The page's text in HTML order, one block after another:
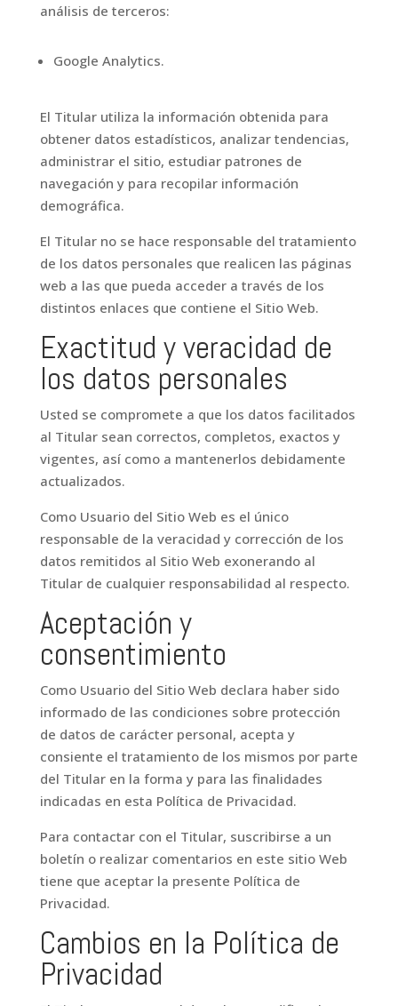
análisis de terceros:
Google Analytics.
El Titular utiliza la información obtenida para
obtener datos estadísticos, analizar tendencias,
administrar el sitio, estudiar patrones de
navegación y para recopilar información
demográfica.
El Titular no se hace responsable del tratamiento
de los datos personales que realicen las páginas
web a las que pueda acceder a través de los
distintos enlaces que contiene el Sitio Web.
Exactitud y veracidad de
los datos personales
Usted se compromete a que los datos facilitados
al Titular sean correctos, completos, exactos y
vigentes, así como a mantenerlos debidamente
actualizados.
Como Usuario del Sitio Web es el único
responsable de la veracidad y corrección de los
datos remitidos al Sitio Web exonerando al
Titular de cualquier responsabilidad al respecto.
Aceptación y
consentimiento
Como Usuario del Sitio Web declara haber sido
informado de las condiciones sobre protección
de datos de carácter personal, acepta y
consiente el tratamiento de los mismos por parte
del Titular en la forma y para las finalidades
indicadas en esta Política de Privacidad.
Para contactar con el Titular, suscribirse a un
boletín o realizar comentarios en este sitio Web
tiene que aceptar la presente Política de
Privacidad.
Cambios en la Política de
Privacidad